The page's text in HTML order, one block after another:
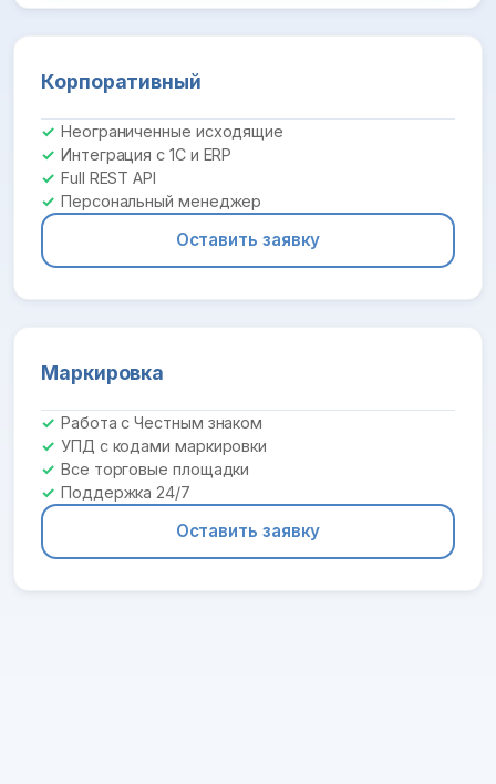
Корпоративный
Неограниченные исходящие
Интеграция с 1С и ERP
Full REST API
Персональный менеджер
Оставить заявку
Маркировка
Работа с Честным знаком
УПД с кодами маркировки
Все торговые площадки
Поддержка 24/7
Оставить заявку